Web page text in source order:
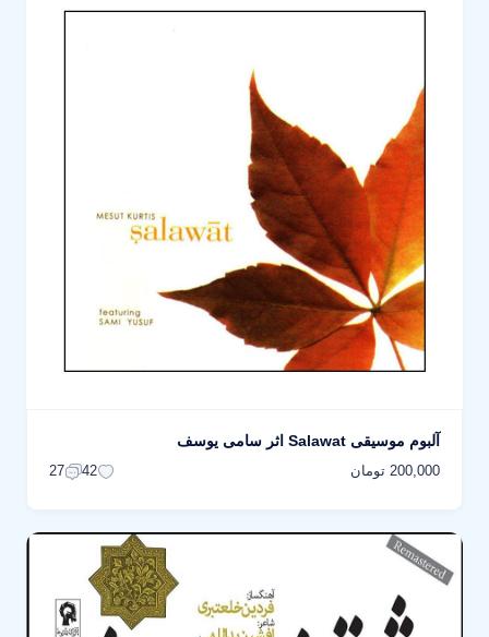
آلبوم موسیقی Salawat اثر سامی یوسف
200,000 تومان 42
27